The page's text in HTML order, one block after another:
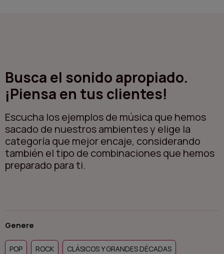
Busca el sonido apropiado.
¡Piensa en tus clientes!
Escucha los ejemplos de música que hemos
sacado de nuestros ambientes y elige la
categoría que mejor encaje, considerando
también el tipo de combinaciones que hemos
preparado para ti.
Genere
POP ROCK CLÁSICOS Y GRANDES DÉCADAS